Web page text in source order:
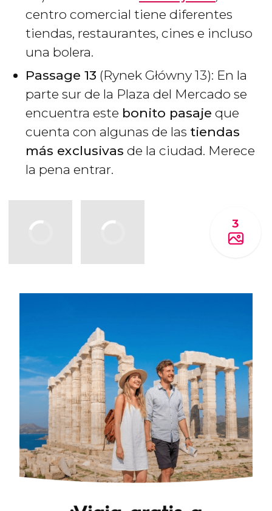
centro comercial tiene diferentes
tiendas, restaurantes, cines e incluso
una bolera.
Passage 13 (Rynek Główny 13): En la
parte sur de la Plaza del Mercado se
encuentra este bonito pasaje que
cuenta con algunas de las tiendas
más exclusivas de la ciudad. Merece
la pena entrar.
3